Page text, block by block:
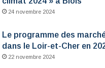
24 novembre 2024
Le programme des
dans le Loir-et-Cher en
22 novembre 2024